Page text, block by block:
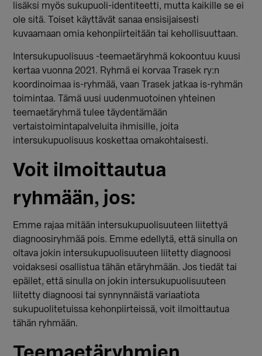
lisäksi myös sukupuoli-identiteetti, mutta kaikille se ei
ole sitä. Toiset käyttävät sanaa ensisijaisesti
kuvaamaan omia kehonpiirteitään tai kehollisuuttaan.
Intersukupuolisuus -teemaetäryhmä kokoontuu kuusi
kertaa vuonna 2021. Ryhmä ei korvaa Trasek ry:n
koordinoimaa is-ryhmää, vaan Trasek jatkaa is-ryhmän
toimintaa. Tämä uusi uudenmuotoinen yhteinen
teemaetäryhmä tulee täydentämään
vertaistoimintapalveluita ihmisille, joita
intersukupuolisuus koskettaa omakohtaisesti.
Voit ilmoittautua
ryhmään, jos:
Emme rajaa mitään intersukupuolisuuteen liitettyä
diagnoosiryhmää pois. Emme edellytä, että sinulla on
oltava jokin intersukupuolisuuteen liitetty diagnoosi
voidaksesi osallistua tähän etäryhmään. Jos tiedät tai
epäilet, että sinulla on jokin intersukupuolisuuteen
liitetty diagnoosi tai synnynnäistä variaatiota
sukupuolitetuissa kehonpiirteissä, voit ilmoittautua
tähän ryhmään.